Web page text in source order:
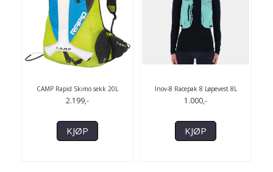
CAMP Rapid Skimo sekk 20L
2.199,-
KJØP
Inov-8 Racepak 8 Løpevest 8L
1.000,-
KJØP